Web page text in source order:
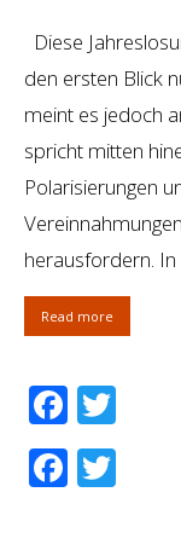
Diese
den ersten Blick
meint es jedoch
spricht mitten
Polarisierungen
herausfordern.
Read more